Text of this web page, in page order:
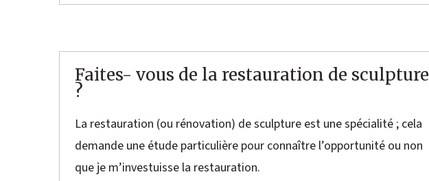
Faites- vous de la restauration de sculpture
?
La restauration (ou rénovation) de sculpture est une spécialité ; cela
demande une étude particulière pour connaître l’opportunité ou non
que je m’investuisse la restauration.